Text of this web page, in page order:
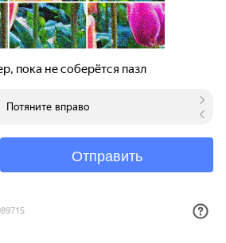
Карта сайта
- система поиска запчастей,
2026 Все права защищены